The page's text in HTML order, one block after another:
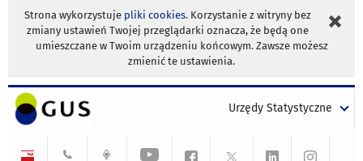
Strona wykorzystuje pliki cookies. Korzystanie z witryny bez
zmiany ustawień Twojej przeglądarki oznacza, że będą one
umieszczane w Twoim urządzeniu końcowym. Zawsze możesz
zmienić te ustawienia.
Urzędy Statystyczne